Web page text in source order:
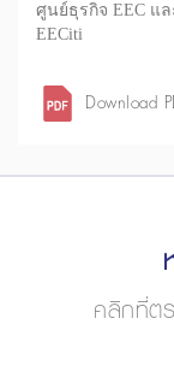
ศูนย์ธุรกิจ EEC แล
EECiti
Download
คลิกที่ต